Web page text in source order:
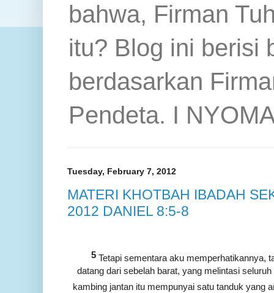
bahwa, Firman
itu? Blog ini berisi
berdasarkan
Pendeta. I
Tuesday, February 7, 2012
MATERI KHOTBAH IBADAH
2012 DANIEL 8:5-8
5 Tetapi sementara aku memperhatikannya,
datang dari sebelah barat, yang melintasi
kambing jantan itu mempunyai satu tanduk yang